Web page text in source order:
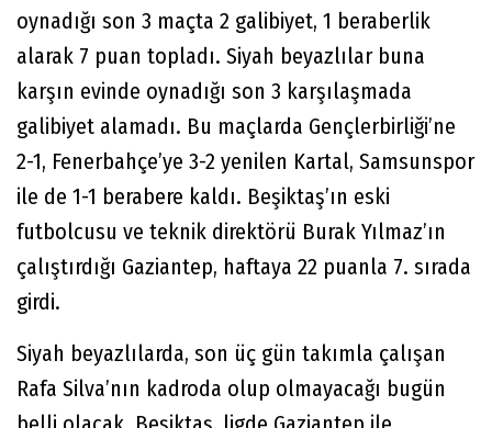
oynadığı son 3 maçta 2 galibiyet, 1 beraberlik
alarak 7 puan topladı. Siyah beyazlılar buna
karşın evinde oynadığı son 3 karşılaşmada
galibiyet alamadı. Bu maçlarda Gençlerbirliği’ne
2-1, Fenerbahçe’ye 3-2 yenilen Kartal, Samsunspor
ile de 1-1 berabere kaldı. Beşiktaş’ın eski
futbolcusu ve teknik direktörü Burak Yılmaz’ın
çalıştırdığı Gaziantep, haftaya 22 puanla 7. sırada
girdi.
Siyah beyazlılarda, son üç gün takımla çalışan
Rafa Silva’nın kadroda olup olmayacağı bugün